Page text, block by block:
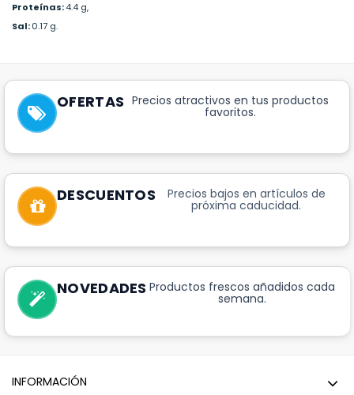
Proteínas:4.4 g,
Sal:0.17 g.
OFERTAS Precios atractivos en tus productos
favoritos.
DESCUENTOS Precios bajos en artículos de
próxima caducidad.
NOVEDADES Productos frescos añadidos cada
semana.
INFORMACIÓN